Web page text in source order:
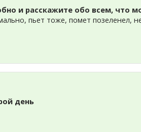
и расскажите обо всем, что
пьет тоже, помет позеленел,
день